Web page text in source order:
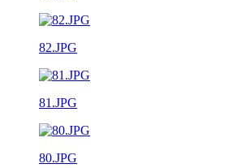
82.JPG
81.JPG
80.JPG